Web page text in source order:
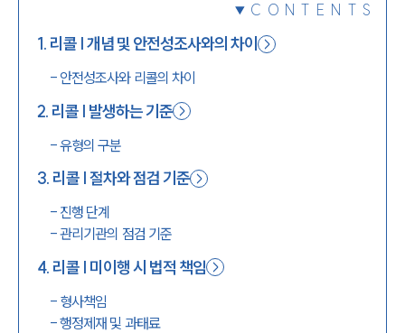
CONTENTS
1. 리콜 | 개념 및 안전성조사와의 차이
- 안전성조사와 리콜의 차이
2. 리콜 | 발생하는 기준
-유형의 구분
3. 리콜 | 절차와 점검 기준
- 진행 단계
-관리기관의 점검 기준
4. 리콜 | 미이행 시 법적 책임
- 형사책임
-행정제재 및 과태료